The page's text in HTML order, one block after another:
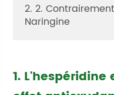
2. 2.
Naringine
1.